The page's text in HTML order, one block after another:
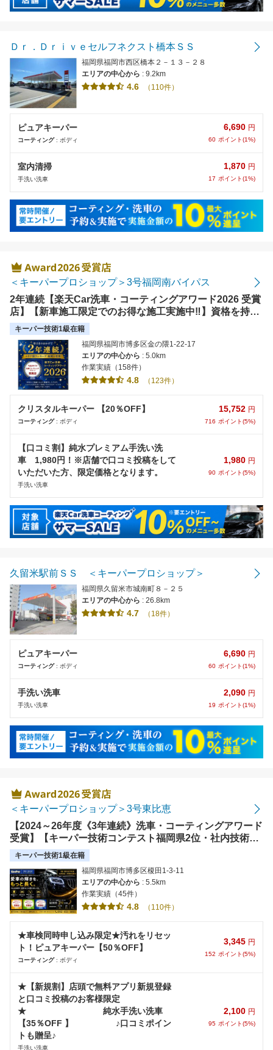
Ｄｒ．Ｄｒｉｖｅセルフネクスト橋本ＳＳ
福岡県福岡市西区橋本２－１３－２８
エリアの中心から : 9.2km
4.6 （110件）
ピュアキーパー
コーティング: ボディ
6,690 円
60 ポイント(1%)
室内清掃
手洗い洗車
1,870 円
17 ポイント(1%)
＜キーパープロショップ＞3号福岡南バイパス
2年連続【楽天Car洗車・コーティングアワード2026 受賞
店】【新車施工限定でのお得な施工実施中‼】資格を持っ
たプロが施工致します。気になる点がございましたらお気
軽に店舗までご連絡ください。
キーパー技術1級在籍
福岡県福岡市博多区金の隈1-22-17
エリアの中心から : 5.0km
作業実績（158件）
4.8 （123件）
クリスタルキーパー 【20％OFF】
コーティング: ボディ
15,752 円
716 ポイント(5%)
【口コミ割】純水プレミアム手洗い洗
車 1,980円！※店舗で口コミ投稿をして
いただいた方、限定価格となります。
手洗い洗車
1,980 円
90 ポイント(5%)
久留米駅前ＳＳ ＜キーパープロショップ＞
福岡県久留米市城南町８－２５
エリアの中心から : 26.8km
4.7 （18件）
ピュアキーパー
コーティング: ボディ
6,690 円
60 ポイント(1%)
手洗い洗車
手洗い洗車
2,090 円
19 ポイント(1%)
＜キーパープロショップ＞3号東比恵
【2024～26年度《3年連続》洗車・コーティングアワード
受賞】【キーパー技術コンテスト福岡県2位・社内技術コ
ンテスト九州1位・コンテスト出場スタッフ多数在籍】洗
車・コーティングは当店にお任せください！★口コミで
30ポイントプレゼント★
キーパー技術1級在籍
福岡県福岡市博多区榎田1-3-11
エリアの中心から : 5.5km
作業実績（45件）
4.8 （110件）
★車検同時申し込み限定★汚れをリセッ
ト！ピュアキーパー【50％OFF】
コーティング: ボディ
3,345 円
152 ポイント(5%)
★【新規割】店頭で無料アプリ新規登録
と口コミ投稿のお客様限定
★ 純水手洗い洗車
【35％OFF 】 ♪口コミポイン
トも贈呈♪
手洗い洗車
2,100 円
95 ポイント(5%)